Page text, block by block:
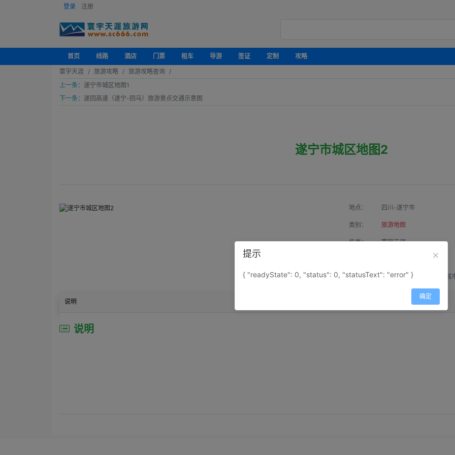
登录 注册
首页 线路 酒店 门票 租车 导游 签证 定制
攻略
寰宇天涯
旅游攻略
旅游攻略查询
上一条： 遂宁市城区地图1
下一条： 遂回高速（遂宁-回马）旅游景点交通示意图
遂宁市城区地图2
地点： 四川-遂宁市
类别： 旅游地图
作者： 寰宇天涯
属性： 地图属性： 地图类型-城
说明
说明
提示
{ "readyState": 0, "status": 0, "statusText": "error" }
确定